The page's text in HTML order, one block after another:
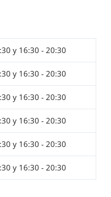
y 16:30 - 20:30
y 16:30 - 20:30
y 16:30 - 20:30
y 16:30 - 20:30
y 16:30 - 20:30
y 16:30 - 20:30